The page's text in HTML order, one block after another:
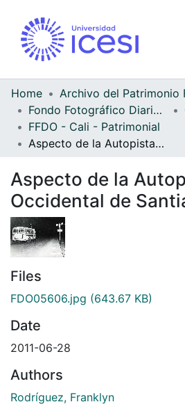
Home
Fondo Fotográfico Diario Occidente
FFDO - Cali - Patrimonial
Aspecto de la Autopista Sur Occidental de Santiago de Cali
Aspecto de la
Occidental de
Files
FDO05606.jpg (643.67 KB)
Date
2011-06-28
Authors
Rodríguez, Franklyn